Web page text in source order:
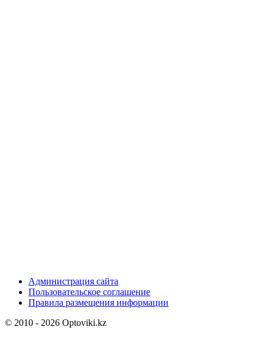
Администрация сайта
Пользовательское соглашение
Правила размещения информации
© 2010 - 2026 Optoviki.kz